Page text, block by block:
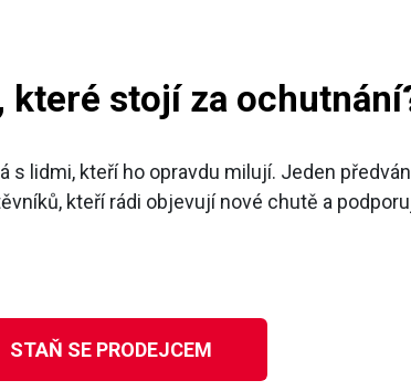
které stojí za
lidmi, kteří ho opravdu milují. Jeden
kteří rádi objevují nové chutě a
STAŇ SE PRODEJCEM